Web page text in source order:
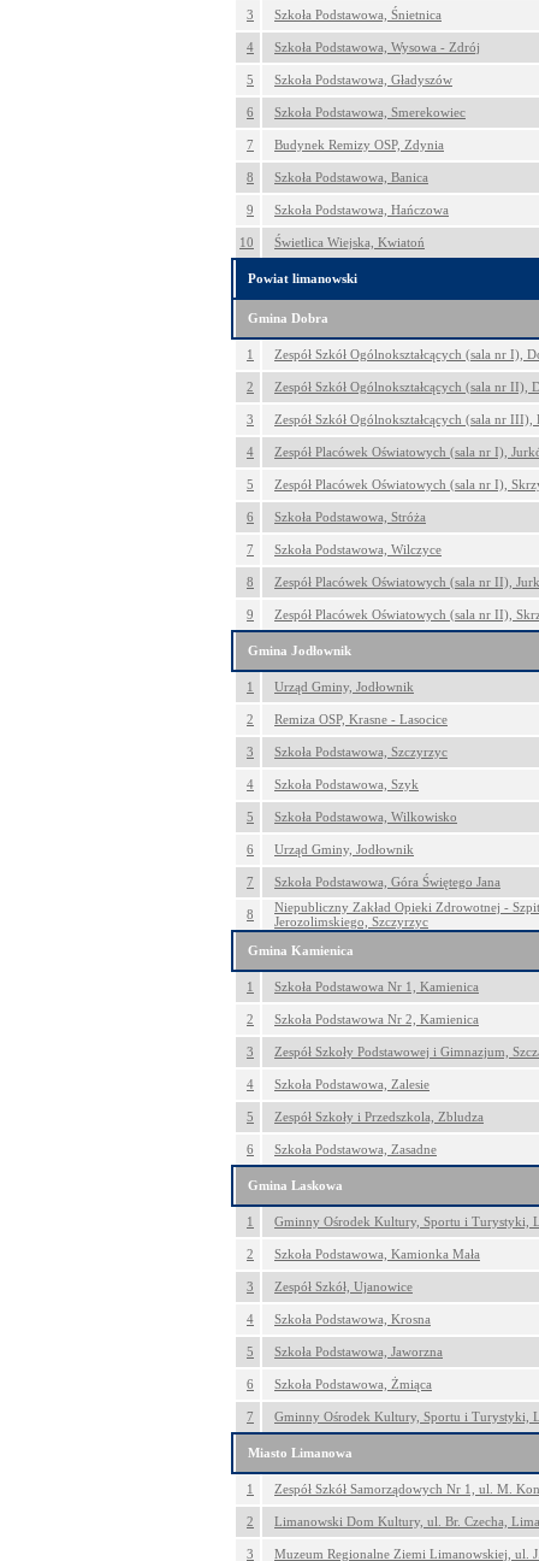
3 Szkoła Podstawowa, Śnietnica
4 Szkoła Podstawowa, Wysowa - Zdrój
5 Szkoła Podstawowa, Gładyszów
6 Szkoła Podstawowa, Smerekowiec
7 Budynek Remizy OSP, Zdynia
8 Szkoła Podstawowa, Banica
9 Szkoła Podstawowa, Hańczowa
10 Świetlica Wiejska, Kwiatoń
Powiat limanowski
Gmina Dobra
1 Zespół Szkół Ogólnokształcących (sala nr I),
2 Zespół Szkół Ogólnokształcących (sala nr II),
3 Zespół Szkół Ogólnokształcących (sala nr III),
4 Zespół Placówek Oświatowych (sala nr I),
5 Zespół Placówek Oświatowych (sala nr I),
6 Szkoła Podstawowa, Stróża
7 Szkoła Podstawowa, Wilczyce
8 Zespół Placówek Oświatowych (sala nr II),
9 Zespół Placówek Oświatowych (sala nr II),
Gmina Jodłownik
1 Urząd Gminy, Jodłownik
2 Remiza OSP, Krasne - Lasocice
3 Szkoła Podstawowa, Szczyrzyc
4 Szkoła Podstawowa, Szyk
5 Szkoła Podstawowa, Wilkowisko
6 Urząd Gminy, Jodłownik
7 Szkoła Podstawowa, Góra Świętego Jana
8
Niepubliczny Zakład Opieki Zdrowotnej -
Jerozolimskiego, Szczyrzyc
Gmina Kamienica
1 Szkoła Podstawowa Nr 1, Kamienica
2 Szkoła Podstawowa Nr 2, Kamienica
3 Zespół Szkoły Podstawowej i Gimnazjum,
4 Szkoła Podstawowa, Zalesie
5 Zespół Szkoły i Przedszkola, Zbludza
6 Szkoła Podstawowa, Zasadne
Gmina Laskowa
1 Gminny Ośrodek Kultury, Sportu i Turystyki,
2 Szkoła Podstawowa, Kamionka Mała
3 Zespół Szkół, Ujanowice
4 Szkoła Podstawowa, Krosna
5 Szkoła Podstawowa, Jaworzna
6 Szkoła Podstawowa, Żmiąca
7 Gminny Ośrodek Kultury, Sportu i Turystyki,
Miasto Limanowa
1 Zespół Szkół Samorządowych Nr 1, ul. M.
2 Limanowski Dom Kultury, ul. Br. Czecha,
3 Muzeum Regionalne Ziemi Limanowskiej, ul.